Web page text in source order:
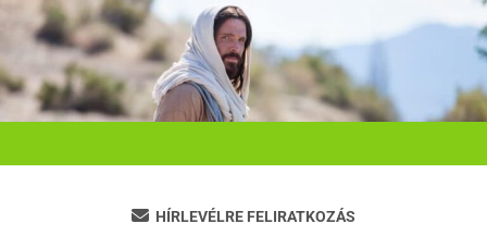
Ugrás
tartalomra
HÍRLEVÉLRE FELIRATKOZÁS